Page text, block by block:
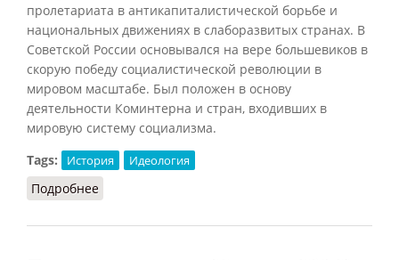
пролетариата в антикапиталистической борьбе и
национальных движениях в слаборазвитых странах. В
Советской России основывался на вере большевиков в
скорую победу социалистической революции в
мировом масштабе. Был положен в основу
деятельности Коминтерна и стран, входивших в
мировую систему социализма.
Tags:
История Идеология
Подробнее